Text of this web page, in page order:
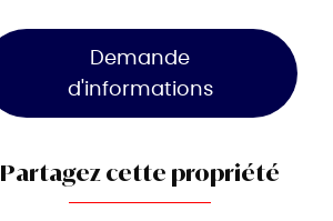
Demande
d'informations
Partagez cette propriété